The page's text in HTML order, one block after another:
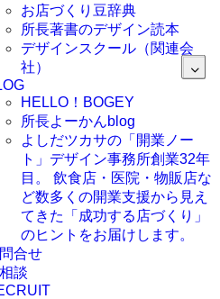
お店づくり豆辞典
所長著書のデザイン読本
デザインスクール（関連会
社）
HELLO！BOGEY
所長よーかんblog
よしだツカサの「開業ノー
ト」 デザイン事務所創業32年
目。 飲食店・医院・物販店な
ど数多くの開業支援から見え
てきた「成功する店づくり」
のヒントをお届けします。
合せ
談